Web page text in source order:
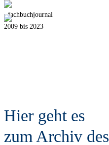
fachbuchjournal
2009 bis 2023
Hier geht es
zum Archiv des